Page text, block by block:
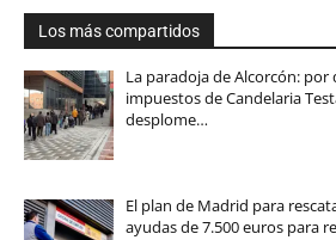
Los más compartidos
La paradoja de Alcorcón: por
impuestos de Candelaria
desplome…
El plan de Madrid para
ayudas de 7.500 euros para